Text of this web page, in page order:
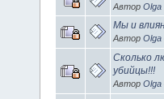
Автор Olga
Мы и
Автор Olga
Сколько
убийцы!!!
Автор Olga